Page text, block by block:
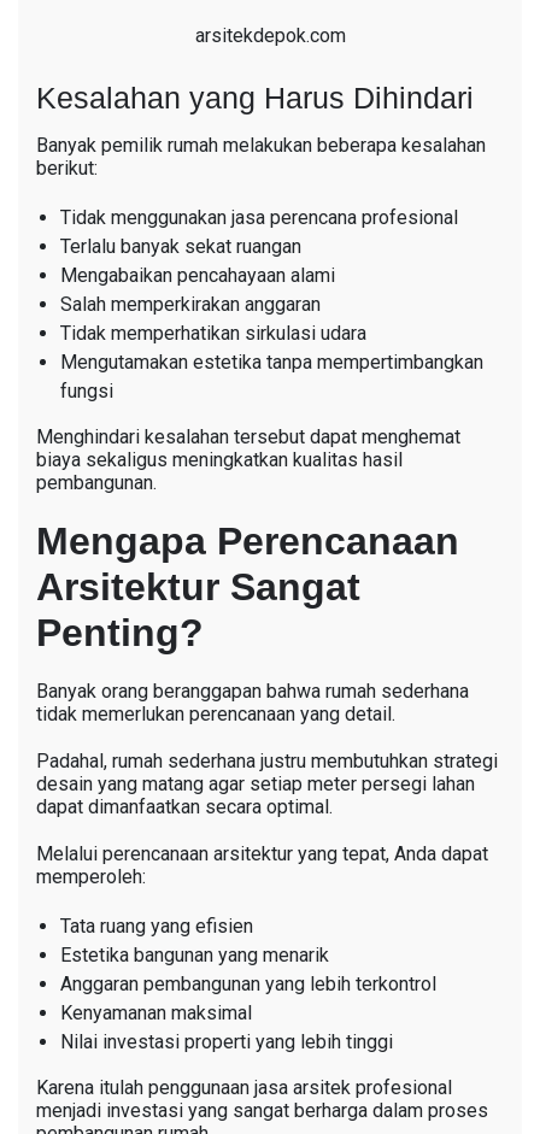
arsitekdepok.com
Kesalahan yang Harus Dihindari
Banyak pemilik rumah melakukan beberapa kesalahan
berikut:
Tidak menggunakan jasa perencana profesional
Terlalu banyak sekat ruangan
Mengabaikan pencahayaan alami
Salah memperkirakan anggaran
Tidak memperhatikan sirkulasi udara
Mengutamakan estetika tanpa mempertimbangkan
fungsi
Menghindari kesalahan tersebut dapat menghemat
biaya sekaligus meningkatkan kualitas hasil
pembangunan.
Mengapa Perencanaan
Arsitektur Sangat
Penting?
Banyak orang beranggapan bahwa rumah sederhana
tidak memerlukan perencanaan yang detail.
Padahal, rumah sederhana justru membutuhkan strategi
desain yang matang agar setiap meter persegi lahan
dapat dimanfaatkan secara optimal.
Melalui perencanaan arsitektur yang tepat, Anda dapat
memperoleh:
Tata ruang yang efisien
Estetika bangunan yang menarik
Anggaran pembangunan yang lebih terkontrol
Kenyamanan maksimal
Nilai investasi properti yang lebih tinggi
Karena itulah penggunaan jasa arsitek profesional
menjadi investasi yang sangat berharga dalam proses